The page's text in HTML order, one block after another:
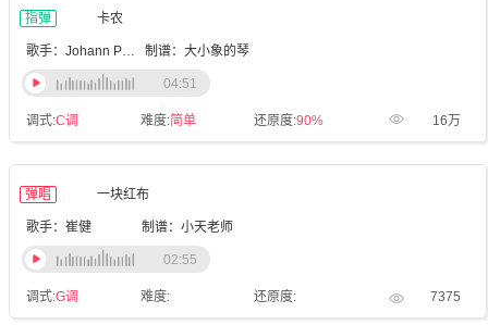
指弹 卡农
歌手：Johann Pachelbel 制谱：大小象的琴
调式:C调 难度:简单 还原度:90% 16万
04:51
弹唱 一块红布
歌手：崔健 制谱：小天老师
调式:G调 难度: 还原度: 7375
02:55